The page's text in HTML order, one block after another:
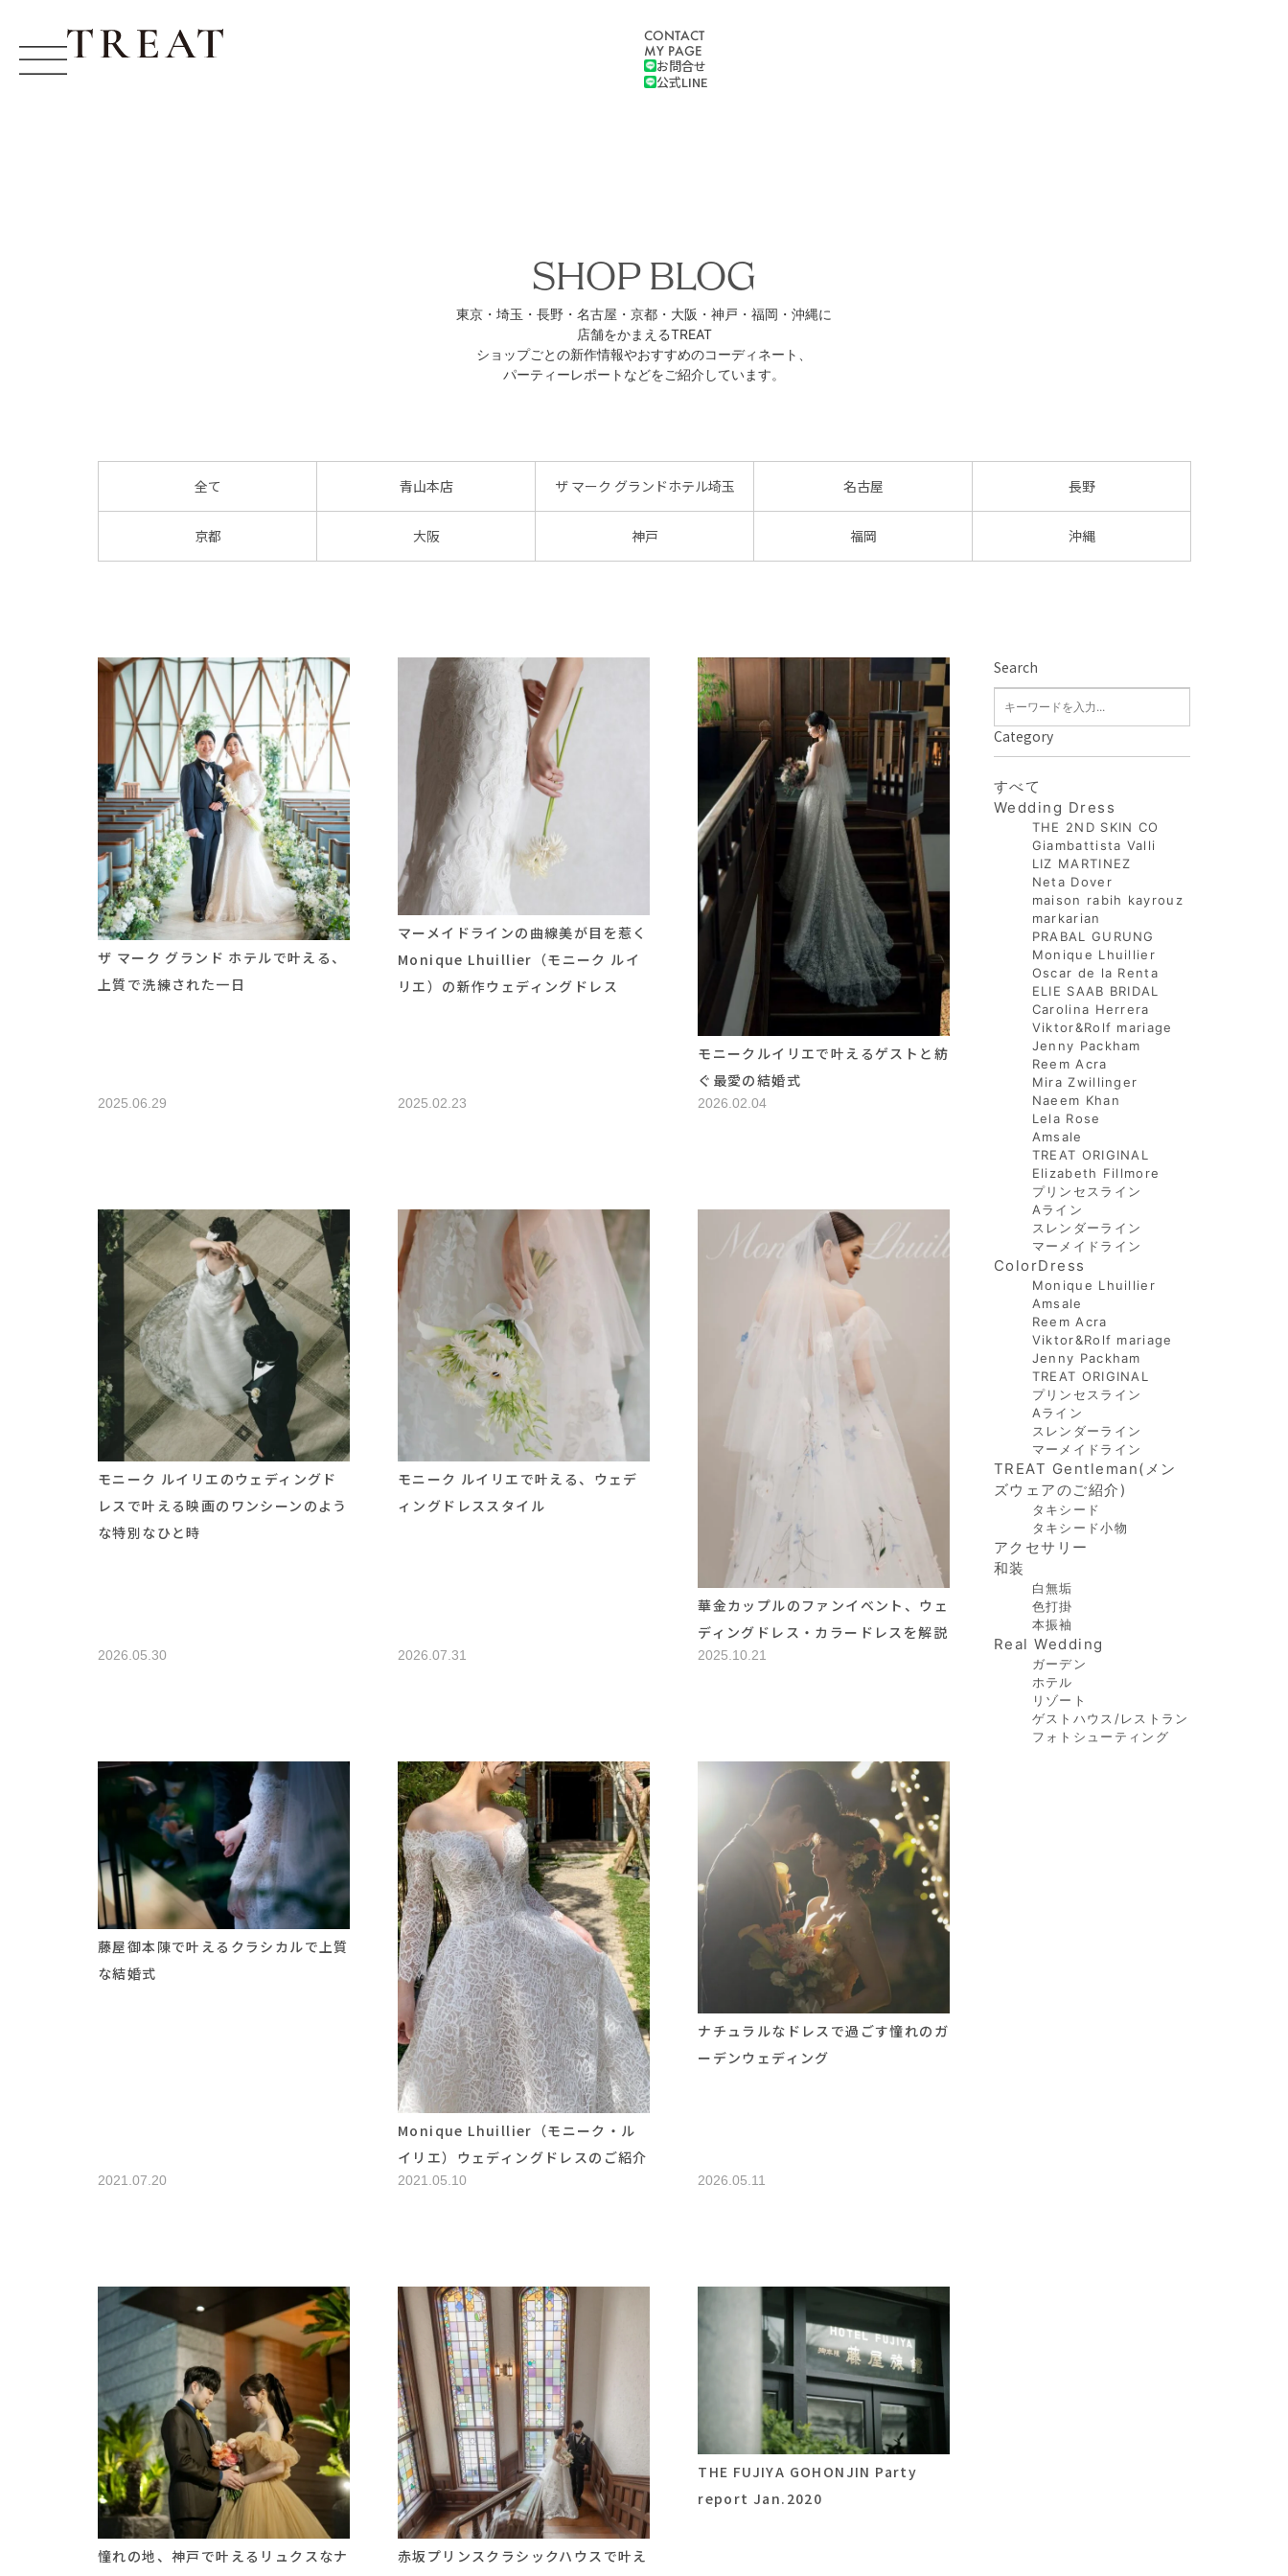
CONTACT
MY PAGE
お問合せ
公式LINE
SHOP BLOG
東京・埼玉・長野・名古屋・京都・ 大阪・神戸・福岡・沖縄に
店舗をかまえるTREAT
ショップごとの新作情報やおすすめのコーディネート、
パーティーレポートなどをご紹介しています。
全て 青山本店 ザ マーク グランドホテル埼玉 名古屋 長野
京都 大阪 神戸 福岡 沖縄
ザ マーク グランド ホテルで叶える、
上質で洗練された一日
2025.06.29
マーメイドラインの曲線美が目を惹く
Monique Lhuillier（モニーク ルイ
リエ）の新作ウェディングドレス
2025.02.23
モニークルイリエで叶えるゲストと紡
ぐ最愛の結婚式
2026.02.04
モニーク ルイリエのウェディングド
レスで叶える映画のワンシーンのよう
な特別なひと時
2026.05.30
モニーク ルイリエで叶える、ウェデ
ィングドレススタイル
2026.07.31
華金カップルのファンイベント、ウェ
ディングドレス・カラードレスを解説
2025.10.21
藤屋御本陳で叶えるクラシカルで上質
な結婚式
2021.07.20
Monique Lhuillier（モニーク・ル
イリエ）ウェディングドレスのご紹介
2021.05.10
ナチュラルなドレスで過ごす憧れのガ
ーデンウェディング
2026.05.11
憧れの地、神戸で叶えるリュクスなナ
赤坂プリンスクラシックハウスで叶え
THE FUJIYA GOHONJIN Party
report Jan.2020
Search
Category
すべて
Wedding Dress
THE 2ND SKIN CO
Giambattista Valli
LIZ MARTINEZ
Neta Dover
maison rabih kayrouz
markarian
PRABAL GURUNG
Monique Lhuillier
Oscar de la Renta
ELIE SAAB BRIDAL
Carolina Herrera
Viktor&Rolf mariage
Jenny Packham
Reem Acra
Mira Zwillinger
Naeem Khan
Lela Rose
Amsale
TREAT ORIGINAL
Elizabeth Fillmore
プリンセスライン
Aライン
スレンダーライン
マーメイドライン
ColorDress
Monique Lhuillier
Amsale
Reem Acra
Viktor&Rolf mariage
Jenny Packham
TREAT ORIGINAL
プリンセスライン
Aライン
スレンダーライン
マーメイドライン
TREAT Gentleman(メン
ズウェアのご紹介)
タキシード
タキシード小物
アクセサリー
和装
白無垢
色打掛
本振袖
Real Wedding
ガーデン
ホテル
リゾート
ゲストハウス/レストラン
フォトシューティング